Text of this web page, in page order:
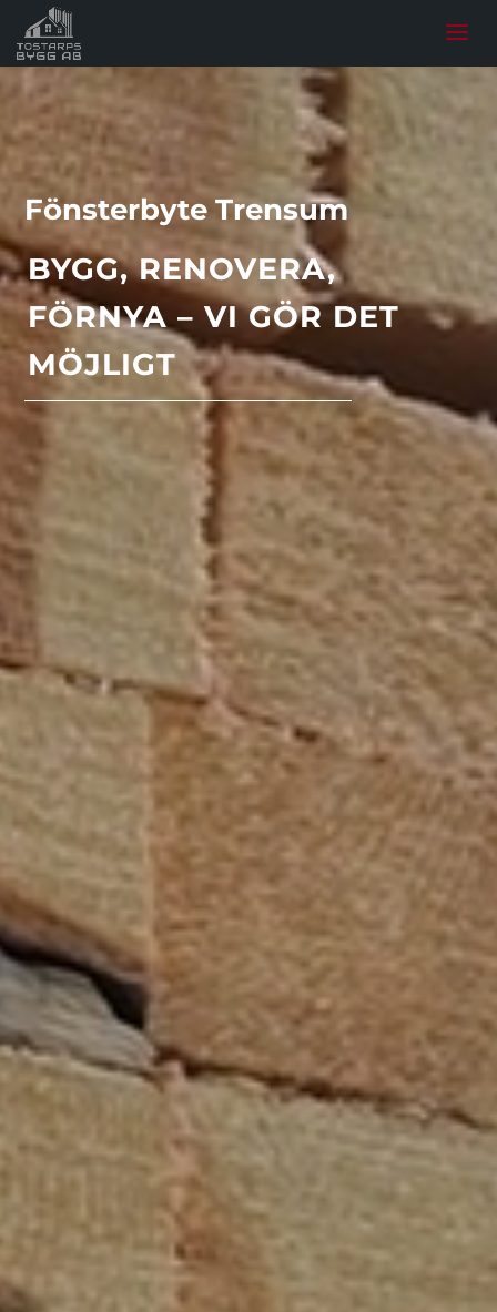
Fönsterbyte Trensum
BYGG, RENOVERA,
FÖRNYA – VI GÖR DET
MÖJLIGT